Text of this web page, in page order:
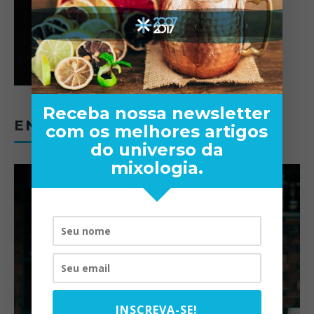
ENTREVISTAS
Receba nossa newsletter
com os melhores artigos
do universo da
mixologia.
INSCREVA-SE!